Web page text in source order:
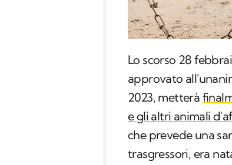
Lo scorso 28
approvato
2023, metterà
e gli altri animali
che prevede una
trasgressori, era